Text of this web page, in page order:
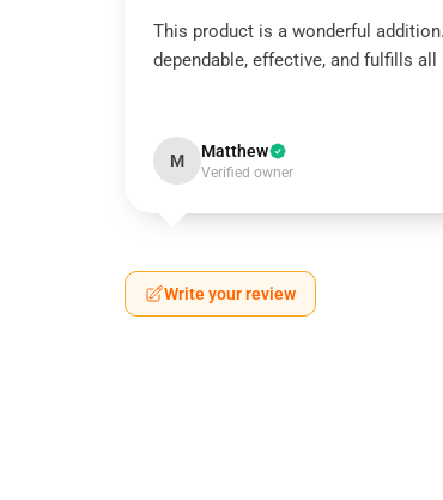
This product is a wonderful addition.
dependable, effective, and fulfills all
M Matthew
Verified owner
Write your review